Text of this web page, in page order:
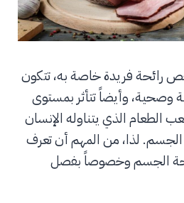
فريدة خاصة به، تتكون
وصحية، وأيضاً تتأثر بمستوى
الطعام الذي يتناوله الإنسان
الجسم. لذا، من المهم أن تعرف
الجسم وخصوصاً بفصل